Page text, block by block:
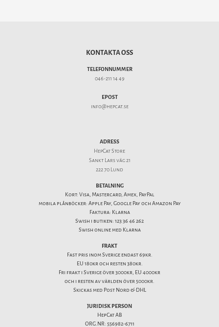
KONTAKTA OSS
TELEFONNUMMER
046-211 14 49
EPOST
info@hepcat.se
ADRESS
HepCat Store
Sankt Lars väg 21
222 70 Lund
BETALNING
Kort: Visa, Mastercard, Amex, PayPal
mobila plånböcker: Apple Pay, Google Pay och Amazon Pay
Faktura: Klarna
Swish i butiken: 123 36 46 262
Swish online med Klarna
FRAKT
Fast pris inom Sverige endast 69kr.
EU 180kr och resten 380kr.
Fri frakt i Sverige över 3000kr, EU 4000kr
och i resten av världen över 5000kr.
Skickas med Post Nord & DHL
JURIDISK PERSON
HepCat AB
ORG.NR: 556982-6711